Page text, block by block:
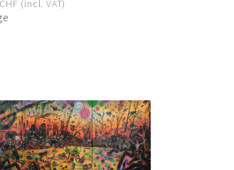
(incl. VAT)